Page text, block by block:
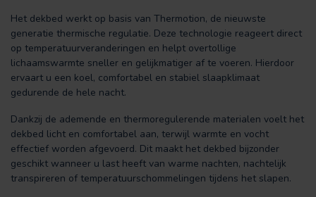
Het dekbed werkt op basis van Thermotion, de nieuwste
generatie thermische regulatie. Deze technologie reageert direct
op temperatuurveranderingen en helpt overtollige
lichaamswarmte sneller en gelijkmatiger af te voeren. Hierdoor
ervaart u een koel, comfortabel en stabiel slaapklimaat
gedurende de hele nacht.
Dankzij de ademende en thermoregulerende materialen voelt het
dekbed licht en comfortabel aan, terwijl warmte en vocht
effectief worden afgevoerd. Dit maakt het dekbed bijzonder
geschikt wanneer u last heeft van warme nachten, nachtelijk
transpireren of temperatuurschommelingen tijdens het slapen.